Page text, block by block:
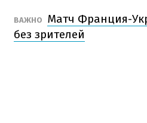
ВАЖНО
Матч Франция-
без зрителей